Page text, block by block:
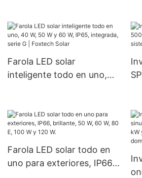
Farola LED solar
inteligente todo en uno,
Foxtech Solar
Farola LED solar todo en
uno para exteriores, IP66,